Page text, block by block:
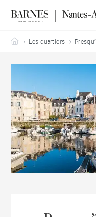
Barnes Nantes-Atlantique
Les quartiers